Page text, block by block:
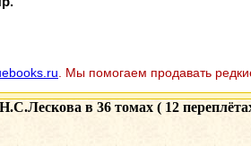
. Мы помогаем продавать
в 36 томах ( 12